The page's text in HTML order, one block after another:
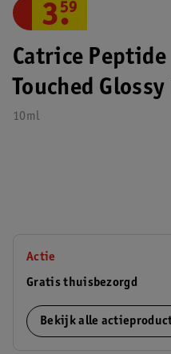
Catrice
Touched
10ml
3.
59
Actie
Gratis thuisbezorgd
Bekijk alle